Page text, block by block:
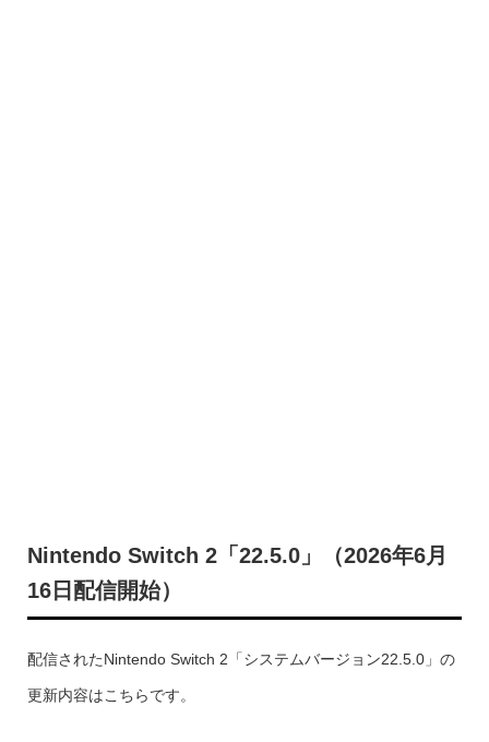
Nintendo Switch 2「22.5.0」（2026年6月
16日配信開始）
配信されたNintendo Switch 2「システムバージョン22.5.0」の
更新内容はこちらです。